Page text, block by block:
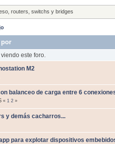
routers, switchs y bridges
por
este foro.
M2
balanceo de carga entre 6
« 1 2»
y demás cacharros...
para explotar dispositivos